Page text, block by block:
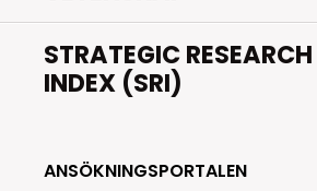
STRATEGIC RESEARCH
INDEX (SRI)
ANSÖKNINGSPORTALEN